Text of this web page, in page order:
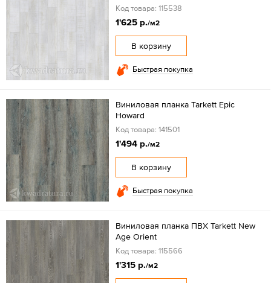
Код товара: 115538
1'625 р./м2
В корзину
Быстрая покупка
Виниловая планка Tarkett Epic
Howard
Код товара: 141501
1'494 р./м2
В корзину
Быстрая покупка
Виниловая планка ПВХ Tarkett New
Age Orient
Код товара: 115566
1'315 р./м2